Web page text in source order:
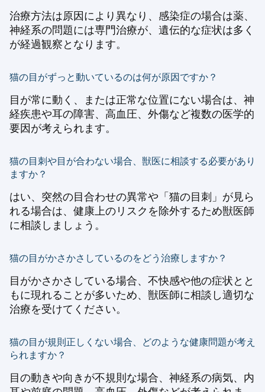
治療方法は原因により異なり、感染症の場合は薬、
神経系の問題には専門治療が、遺伝的な症状は多く
が経過観察となります。
猫の目がずっと動いているのは何が原因ですか？
目が常に動く、または正常な位置にない場合は、神
経疾患や耳の障害、高血圧、外傷など複数の医学的
要因が考えられます。
猫の目刺や目が合わない場合、獣医に相談する必要があり
ますか？
はい、突然の目合わせの異常や「猫の目刺」が見ら
れる場合は、健康上のリスクを除外するため獣医師
に相談しましょう。
猫の目がかさかさしているのをどう治療しますか？
目がかさかさしている場合、不快感や他の症状とと
もに現れることが多いため、獣医師に相談し適切な
治療を受けてください。
猫の目が規則正しくない場合、どのような健康問題が考え
られますか？
目の動きや向きが不規則な場合、神経系の病気、内